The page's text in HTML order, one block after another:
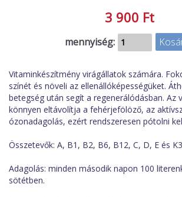
3 900 Ft
mennyiség:
Vitaminkészítmény virágállatok számára.
színét és növeli az ellenállóképességüket.
betegség után segít a regenerálódásban. Az
könnyen eltávolítja a fehérjefölöző, az
ózonadagolás, ezért rendszeresen pótolni
Összetevők: A, B1, B2, B6, B12, C, D, E és
Adagolás: minden második napon 100
sötétben.